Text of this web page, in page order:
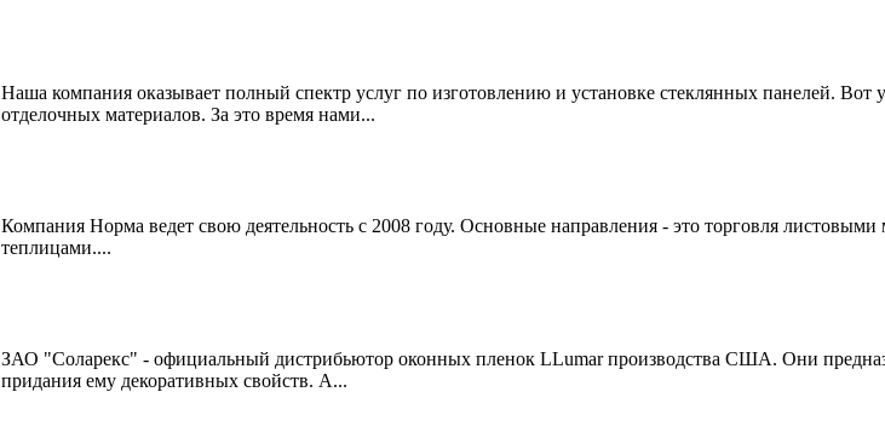
Наша компания оказывает полный спектр услуг по изготовлению и установке стеклянных панелей.
отделочных материалов. За это время нами...
Компания Норма ведет свою деятельность с 2008 году. Основные направления - это торговля
теплицами....
ЗАО "Соларекс" - официальный дистрибьютор оконных пленок LLumar производства США. Они
придания ему декоративных свойств. А...